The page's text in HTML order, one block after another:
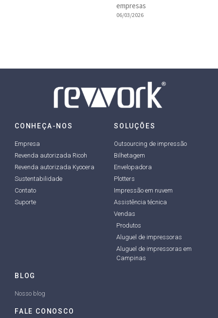
empresas
06/03/2026
CONHEÇA-NOS
Empresa
Revenda autorizada Ricoh
Revenda autorizada Kyocera
Sustentabilidade
Contato
Suporte
SOLUÇÕES
Outsourcing de impressão
Bilhetagem
Envelopadora
Plotters
Impressão em nuvem
Assistência técnica
Vendas
Produtos
Aluguel de impressoras
Aluguel de impressoras em
Campinas
BLOG
Nosso blog
FALE CONOSCO